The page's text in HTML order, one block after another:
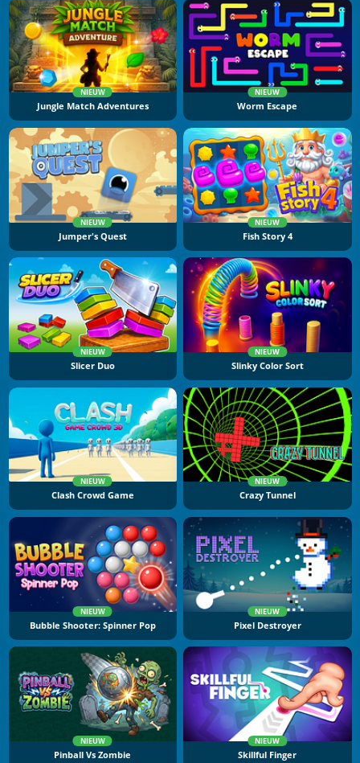
NIEUW
Jungle Match Adventures
NIEUW
Worm Escape
NIEUW
Jumper's Quest
NIEUW
Fish Story 4
NIEUW
Slicer Duo
NIEUW
Slinky Color Sort
NIEUW
Clash Crowd Game
NIEUW
Crazy Tunnel
NIEUW
Bubble Shooter: Spinner Pop
NIEUW
Pixel Destroyer
NIEUW
Pinball Vs Zombie
NIEUW
Skillful Finger